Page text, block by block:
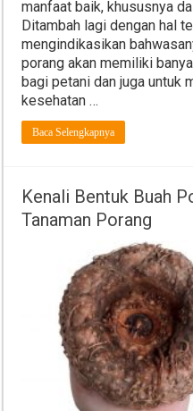
manfaat baik, khususnya
Ditambah lagi dengan hal
mengindikasikan
porang akan memiliki
bagi petani dan juga untuk
kesehatan …
Baca Selengkapnya
Kenali Bentuk Buah
Tanaman Porang